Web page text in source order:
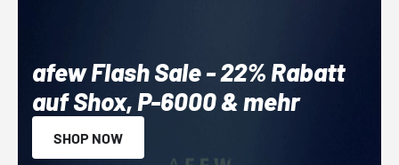
afew Flash Sale - 22% Rabatt
auf Shox, P-6000 & mehr
SHOP NOW